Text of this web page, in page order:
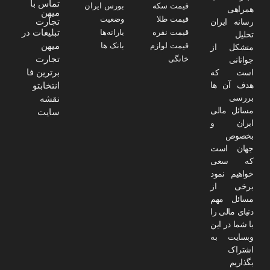
همراهی
رسانه ایران
تحلیل
متشکل از
جوانانی
است که
هدف آن ها
بررسی
مسائل مالی
ایران و
بخصوص
جهان است
که سعی
خواهیم نمود
برخی از
مسائل مهم
دنیای مالی را
با شما در این
وبسایت به
اشتراک
بگذاریم
قیمت سکه
قیمت طلا
قیمت نقره
قیمت لوازم
خانگی
بورس ایران
وضعیت
یارانه‌ها
بانک ها
تماس با
میهن
تجارت
تبلیغات در
میهن
تجارت
برترین فا
انتخابتو
نقشه
سایت